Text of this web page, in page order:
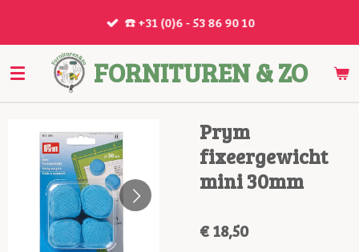
de
hoofdinhoud
FORNITUREN & ZO
☎️ +31 (0)6 - 53 86 90 10
Prym
fixeergewicht
mini 30mm
€ 18,50